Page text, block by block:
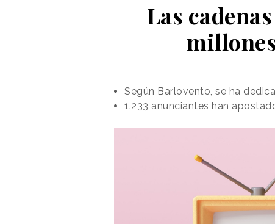
Las
Según Barlovento, se ha
1.233 anunciantes han